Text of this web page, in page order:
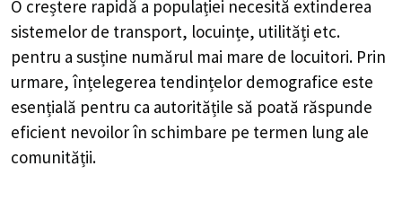
O creștere rapidă a populației necesită extinderea
sistemelor de transport, locuințe, utilități etc.
pentru a susține numărul mai mare de locuitori. Prin
urmare, înțelegerea tendințelor demografice este
esențială pentru ca autoritățile să poată răspunde
eficient nevoilor în schimbare pe termen lung ale
comunității.